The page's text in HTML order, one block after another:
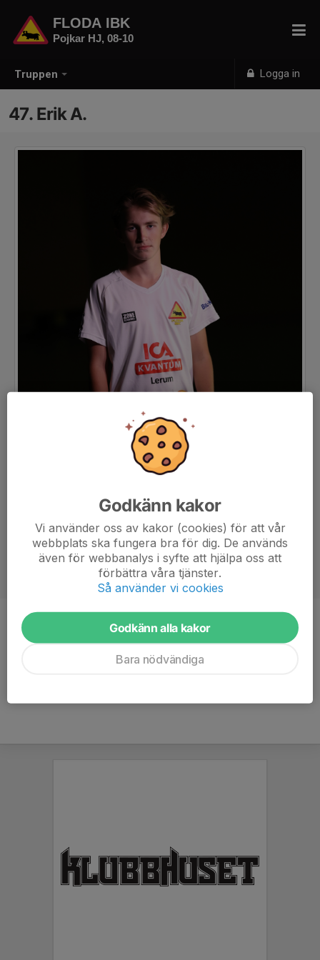
Truppen Logga in
FLODA IBK
Pojkar HJ, 08-10
47. Erik A.
Position
-
Godkänn kakor
Vi använder oss av kakor (cookies) för att vår
webbplats ska fungera bra för dig. De används
även för webbanalys i syfte att hjälpa oss att
förbättra våra tjänster.
Så använder vi cookies
Godkänn alla kakor
Bara nödvändiga